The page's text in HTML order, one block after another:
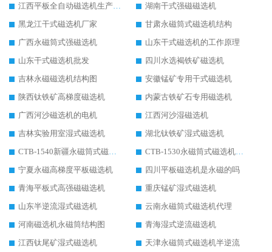
江西平板全自动磁选机生产厂家
湖南干式强磁磁选机
黑龙江干式磁选机厂家
甘肃永磁筒式磁选机结构
广西永磁筒式强磁选机
山东干式磁选机的工作原理
山东干式磁选机批发
四川水选褐铁矿磁选机
吉林永磁磁选机结构图
安徽锰矿专用干式磁选机
陕西钛铁矿高梯度磁选机
内蒙古铁矿石专用磁选机
广西河沙磁选机的电机
江西河沙湿磁选机
吉林实验用室湿式磁选机
湖北钛铁矿湿式磁选机
CTB-1540新疆永磁筒式磁选机
CTB-1530永磁筒式磁选机代理商
宁夏永磁高梯度平板磁选机
四川平板磁选机是永磁的吗
青海平板式高强磁磁选机
重庆锰矿湿式磁选机
山东半逆流湿式磁选机
云南永磁筒式磁选机代理
河南磁选机永磁筒结构图
青海湿式逆流磁选机
江西钛尾矿湿式磁选机
天津永磁筒式磁选机半逆流